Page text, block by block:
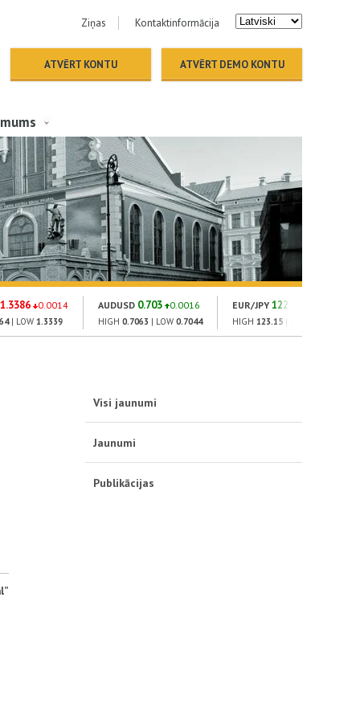
Ziņas Kontaktinformācija
ATVĒRT KONTU ATVĒRT DEMO KONTU
1.3386 0.0014
| LOW 1.3339
AUDUSD 0.703 0.0016
HIGH 0.7063 | LOW 0.7044
EUR/JPY 122.88
HIGH 123.15 | LOW
Visi jaunumi
Jaunumi
Publikācijas